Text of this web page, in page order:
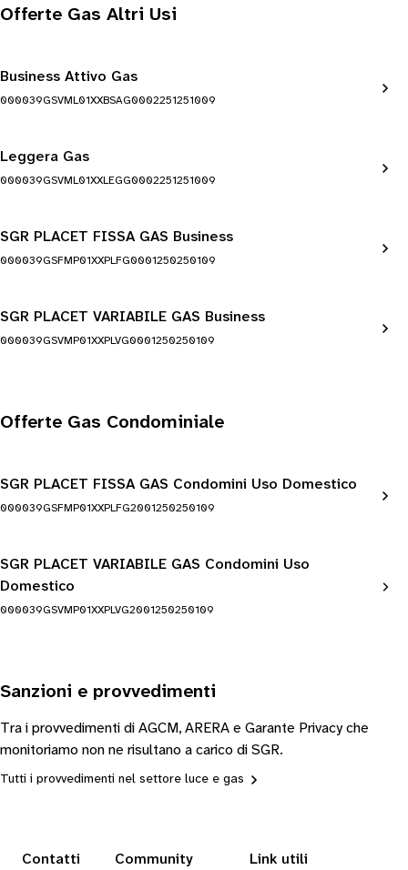
Offerte Gas Altri Usi
Business Attivo Gas
000039GSVML01XXBSAG0002251251009
Leggera Gas
000039GSVML01XXLEGG0002251251009
SGR PLACET FISSA GAS Business
000039GSFMP01XXPLFG0001250250109
SGR PLACET VARIABILE GAS Business
000039GSVMP01XXPLVG0001250250109
Offerte Gas Condominiale
SGR PLACET FISSA GAS Condomini Uso Domestico
000039GSFMP01XXPLFG2001250250109
SGR PLACET VARIABILE GAS Condomini Uso
Domestico
000039GSVMP01XXPLVG2001250250109
Sanzioni e provvedimenti
Tra i provvedimenti di AGCM, ARERA e Garante Privacy che
monitoriamo non ne risultano a carico di SGR.
Tutti i provvedimenti nel settore luce e gas
Contatti Community Link utili